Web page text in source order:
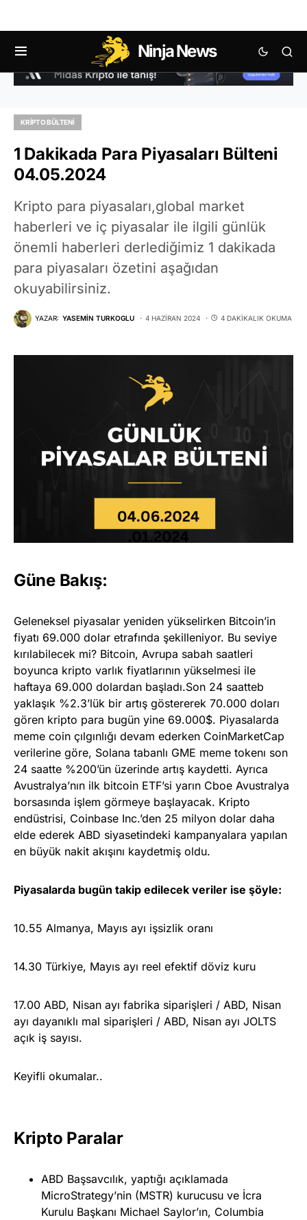
Ninja News
KRIPTO BÜLTENI
1 Dakikada Para Piyasaları Bülteni
04.05.2024
Kripto para piyasaları,global market
haberleri ve iç piyasalar ile ilgili günlük
önemli haberleri derlediğimiz 1 dakikada
para piyasaları özetini aşağıdan
okuyabilirsiniz.
YAZAR: YASEMIN TURKOGLU 4 HAZIRAN 2024 4 DAKIKALIK OKUMA
Güne Bakış:
Geleneksel piyasalar yeniden yükselirken Bitcoin’in
fiyatı 69.000 dolar etrafında şekilleniyor. Bu seviye
kırılabilecek mi? Bitcoin, Avrupa sabah saatleri
boyunca kripto varlık fiyatlarının yükselmesi ile
haftaya 69.000 dolardan başladı.Son 24 saatteb
yaklaşık %2.3’lük bir artış göstererek 70.000 doları
gören kripto para bugün yine 69.000$. Piyasalarda
meme coin çılgınlığı devam ederken CoinMarketCap
verilerine göre, Solana tabanlı GME meme tokenı son
24 saatte %200’ün üzerinde artış kaydetti. Ayrıca
Avustralya’nın ilk bitcoin ETF’si yarın Cboe Avustralya
borsasında işlem görmeye başlayacak. Kripto
endüstrisi, Coinbase Inc.’den 25 milyon dolar daha
elde ederek ABD siyasetindeki kampanyalara yapılan
en büyük nakit akışını kaydetmiş oldu.
Piyasalarda bugün takip edilecek veriler ise şöyle:
10.55 Almanya, Mayıs ayı işsizlik oranı
14.30 Türkiye, Mayıs ayı reel efektif döviz kuru
17.00 ABD, Nisan ayı fabrika siparişleri / ABD, Nisan
ayı dayanıklı mal siparişleri / ABD, Nisan ayı JOLTS
açık iş sayısı.
Keyifli okumalar..
Kripto Paralar
ABD Başsavcılık, yaptığı açıklamada
MicroStrategy’nin (MSTR) kurucusu ve İcra
Kurulu Başkanı Michael Saylor’ın, Columbia